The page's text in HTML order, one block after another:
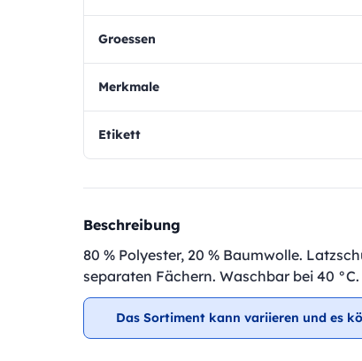
Groessen
Merkmale
Etikett
Beschreibung
80 % Polyester, 20 % Baumwolle.
separaten Fächern. Waschbar bei 40 °C.
Das Sortiment kann variieren und es